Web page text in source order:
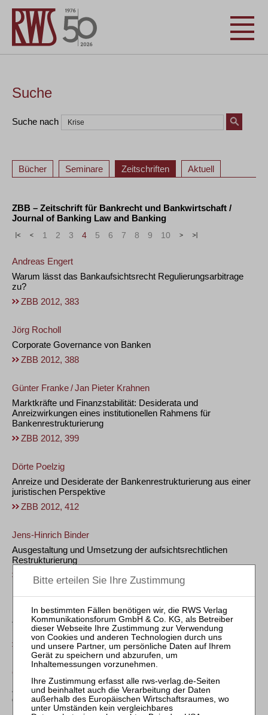
Suche
Suche nach
Bücher Seminare Zeitschriften Aktuell
ZBB – Zeitschrift für Bankrecht und Bankwirtschaft /
Journal of Banking Law and Banking
« < 1 2 3 4 5 6 7 8 9 10 > »
Andreas Engert
Warum lässt das Bankaufsichtsrecht Regulierungsarbitrage
zu?
ZBB 2012, 383
Jörg Rocholl
Corporate Governance von Banken
ZBB 2012, 388
Günter Franke/Jan Pieter Krahnen
Marktkräfte und Finanzstabilität: Desiderata und
Anreizwirkungen eines institutionellen Rahmens für
Bankenrestrukturierung
ZBB 2012, 399
Dörte Poelzig
Anreize und Desiderate der Bankenrestrukturierung aus einer
juristischen Perspektive
ZBB 2012, 412
Jens-Hinrich Binder
Ausgestaltung und Umsetzung der aufsichtsrechtlichen
Restrukturierung
ZBB 2012, 417
Zur Kürzung einer Bonuszahlung in der Bankenkrise
(„Dresdner Bank“)(LS)
ZBB 2012, 232
OLG München, Urt. v. 21.09.2011 – 7 U 4957/10
Zur Vergütungsklage des in der Finanzkrise außerordentlich
gekündigten Vorstandsvorsitzenden der HRE im
Urkundsprozess(LS)